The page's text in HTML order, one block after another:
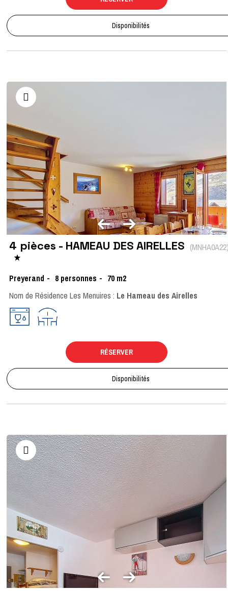
Disponibilités
4 pièces - HAMEAU DES AIRELLES (MNHA0A22
Preyerand 8 personnes 70 m2
Nom de Résidence Les Menuires : Le Hameau des Airelles
RÉSERVER
Disponibilités